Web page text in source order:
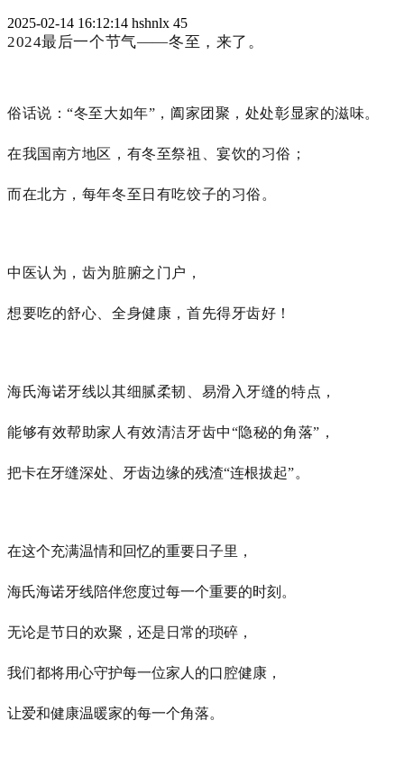
2025-02-14 16:12:14 hshnlx 45
2024最后一个节气——冬至，来了。
俗话说：“冬至大如年”，阖家团聚，处处彰显家的滋味。
在我国南方地区，有冬至祭祖、宴饮的习俗；
而在北方，每年冬至日有吃饺子的习俗。
中医认为，齿为脏腑之门户，
想要吃的舒心、全身健康，首先得牙齿好！
海氏海诺牙线以其细腻柔韧、易滑入牙缝的特点，
能够有效帮助家人有效清洁牙齿中“隐秘的角落”，
把卡在牙缝深处、牙齿边缘的残渣“连根拔起”。
在这个充满温情和回忆的重要日子里，
海氏海诺牙线陪伴您度过每一个重要的时刻。
无论是节日的欢聚，还是日常的琐碎，
我们都将用心守护每一位家人的口腔健康，
让爱和健康温暖家的每一个角落。